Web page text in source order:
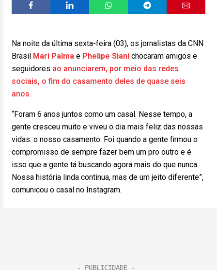
Na noite da última sexta-feira (03), os jornalistas da CNN
Brasil Mari Palma e Phelipe Siani chocaram amigos e
seguidores ao anunciarem, por meio das redes
sociais, o fim do casamento deles de quase seis
anos.
“Foram 6 anos juntos como um casal. Nesse tempo, a
gente cresceu muito e viveu o dia mais feliz das nossas
vidas: o nosso casamento. Foi quando a gente firmou o
compromisso de sempre fazer bem um pro outro e é
isso que a gente tá buscando agora mais do que nunca.
Nossa história linda continua, mas de um jeito diferente”,
comunicou o casal no Instagram.